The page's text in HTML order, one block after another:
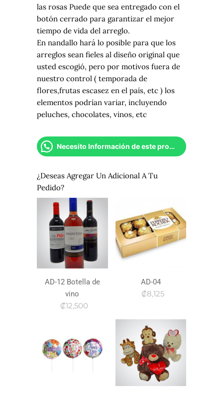
las rosas Puede que sea entregado con el
botón cerrado para garantizar el mejor
tiempo de vida del arreglo.
En nandallo hará lo posible para que los
arreglos sean fieles al diseño original que
usted escogió, pero por motivos fuera de
nuestro control ( temporada de
flores,frutas escasez en el país, etc ) los
elementos podrían variar, incluyendo
peluches, chocolates, vinos, etc
Necesito Información de este producto
¿Deseas Agregar Un Adicional A Tu
Pedido?
AD-12 Botella de
vino
₡12,500
AD-04
₡8,125